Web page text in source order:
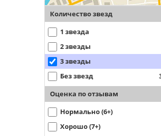
Количество звезд
1 звезда
2 звезды
3 звезды
Без звезд
Оценка по отзывам
Нормально (6+)
Хорошо (7+)